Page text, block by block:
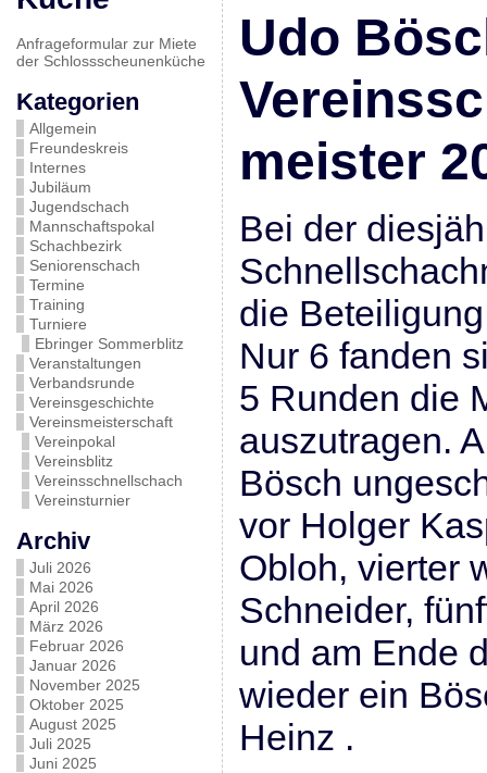
Anfrageformular zur Miete
der Schlossscheunenküche
Kategorien
Allgemein
Freundeskreis
Internes
Jubiläum
Jugendschach
Mannschaftspokal
Schachbezirk
Seniorenschach
Termine
Training
Turniere
Ebringer Sommerblitz
Veranstaltungen
Verbandsrunde
Vereinsgeschichte
Vereinsmeisterschaft
Vereinpokal
Vereinsblitz
Vereinsschnellschach
Vereinsturnier
Archiv
Juli 2026
Mai 2026
April 2026
März 2026
Februar 2026
Januar 2026
November 2025
Oktober 2025
August 2025
Juli 2025
Juni 2025
Udo
meister
Bei der
die
Nur 6 fanden
5 Runden die
auszutragen.
Bösch
vor Holger
Obloh, vierter
Schneider,
und am Ende
wieder ein
Heinz .